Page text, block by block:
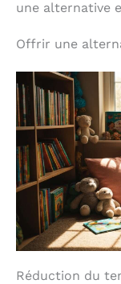
une alternative
Offrir une
Réduction du